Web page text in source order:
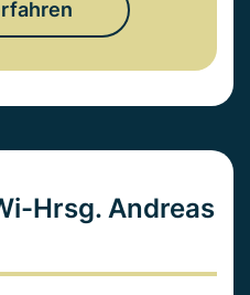
Hrsg. Andreas